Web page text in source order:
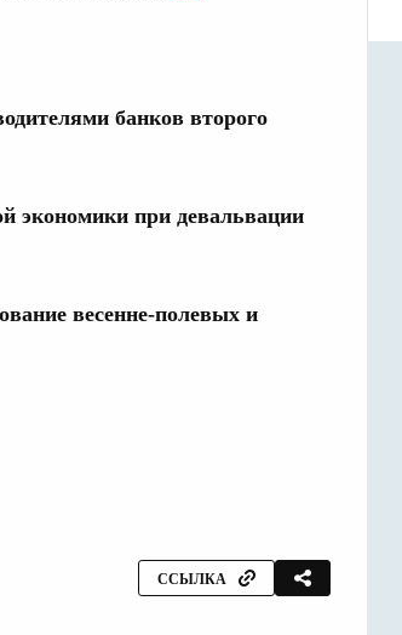
банков второго
экономики при девальвации
весенне-полевых и
ССЫЛКА